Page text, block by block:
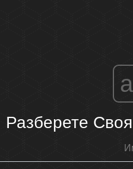
Разберете